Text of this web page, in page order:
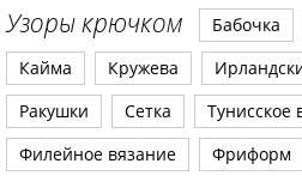
Узоры крючком Бабочка
Кайма
Кружева
Ракушки
Сетка
Тунисское
Филейное вязание
Фриформ